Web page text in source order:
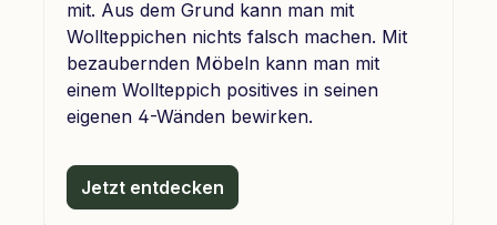
mit. Aus dem Grund kann man mit
Wollteppichen nichts falsch machen. Mit
bezaubernden Möbeln kann man mit
einem Wollteppich positives in seinen
eigenen 4-Wänden bewirken.
Jetzt entdecken